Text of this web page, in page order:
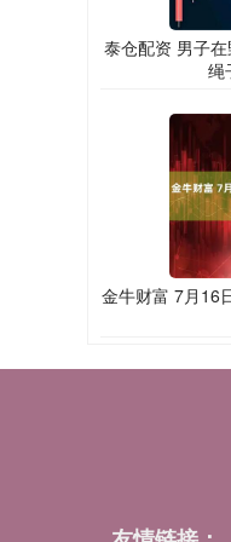
泰仓配资 男子
绳
金牛财富 7月16